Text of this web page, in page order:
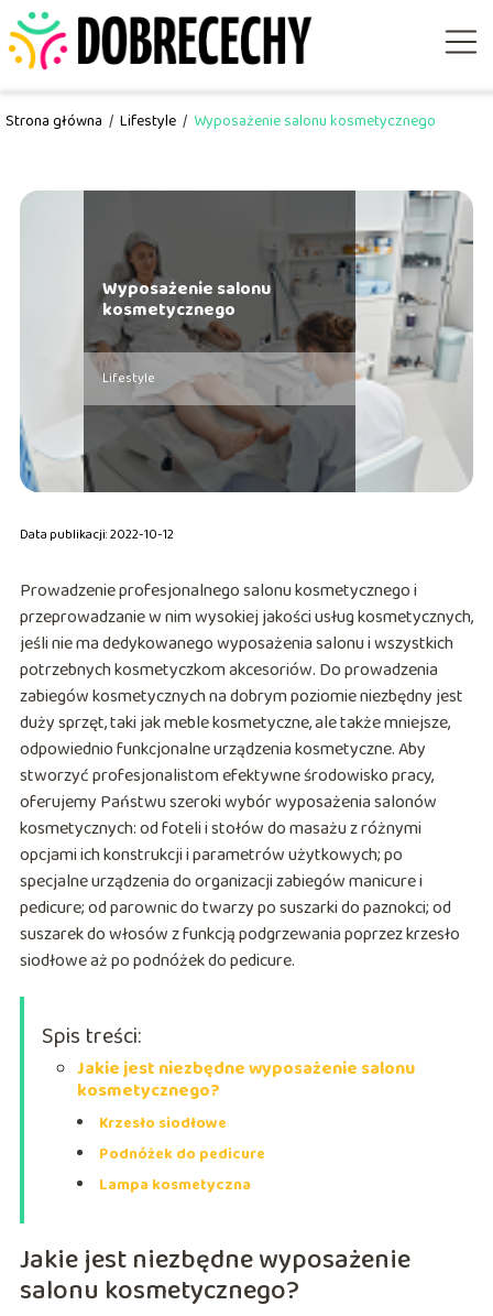
Strona główna / Lifestyle / Wyposażenie salonu kosmetycznego
Wyposażenie salonu
kosmetycznego
Lifestyle
Data publikacji: 2022-10-12
Prowadzenie profesjonalnego salonu kosmetycznego i
przeprowadzanie w nim wysokiej jakości usług kosmetycznych,
jeśli nie ma dedykowanego wyposażenia salonu i wszystkich
potrzebnych kosmetyczkom akcesoriów. Do prowadzenia
zabiegów kosmetycznych na dobrym poziomie niezbędny jest
duży sprzęt, taki jak meble kosmetyczne, ale także mniejsze,
odpowiednio funkcjonalne urządzenia kosmetyczne. Aby
stworzyć profesjonalistom efektywne środowisko pracy,
oferujemy Państwu szeroki wybór wyposażenia salonów
kosmetycznych: od foteli i stołów do masażu z różnymi
opcjami ich konstrukcji i parametrów użytkowych; po
specjalne urządzenia do organizacji zabiegów manicure i
pedicure; od parownic do twarzy po suszarki do paznokci; od
suszarek do włosów z funkcją podgrzewania poprzez krzesło
siodłowe aż po podnóżek do pedicure.
Spis treści:
Jakie jest niezbędne wyposażenie salonu
kosmetycznego?
Krzesło siodłowe
Podnóżek do pedicure
Lampa kosmetyczna
Jakie jest niezbędne wyposażenie
salonu kosmetycznego?